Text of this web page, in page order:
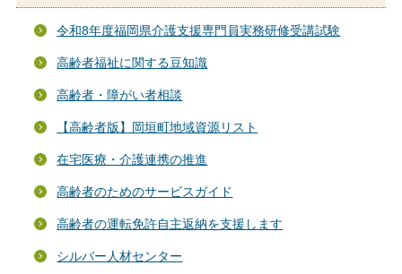
令和8年度福岡県介護支援専門員実務研修受講試験
高齢者福祉に関する豆知識
高齢者・障がい者相談
【高齢者版】岡垣町地域資源リスト
在宅医療・介護連携の推進
高齢者のためのサービスガイド
高齢者の運転免許自主返納を支援します
シルバー人材センター